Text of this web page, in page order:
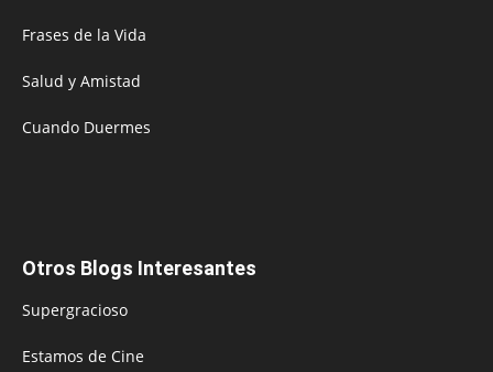
Frases de la Vida
Salud y Amistad
Cuando Duermes
Otros Blogs Interesantes
Supergracioso
Estamos de Cine